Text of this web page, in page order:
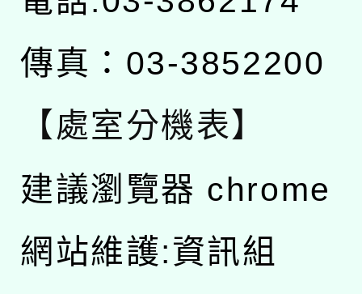
傳真：03-3852200
【處室分機表】
建議瀏覽器 chrome
網站維護:資訊組